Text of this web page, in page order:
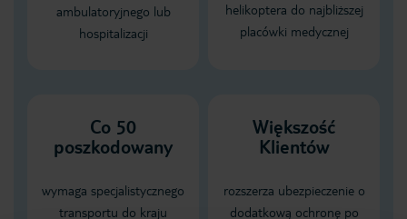
ambulatoryjnego lub
hospitalizacji
helikoptera do najbliższej
placówki medycznej
Co 50
poszkodowany
wymaga specjalistycznego
transportu do kraju
Większość
Klientów
rozszerza ubezpieczenie o
dodatkową ochronę po